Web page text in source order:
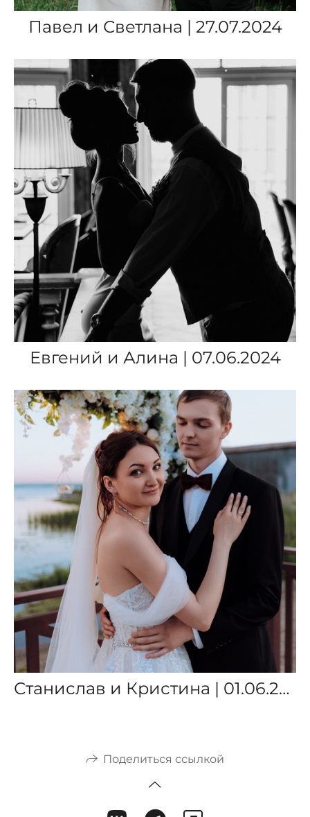
Павел и Светлана | 27.07.2024
Евгений и Алина | 07.06.2024
Станислав и Кристина | 01.06.2024
Поделиться ссылкой